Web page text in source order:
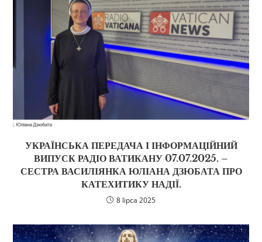
УКРАЇНСЬКА ПЕРЕДАЧА І ІНФОРМАЦІЙНИЙ
ВИПУСК РАДІО ВАТИКАНУ 07.07.2025. –
СЕСТРА ВАСИЛІЯНКА ЮЛІАНА ДЗЮБАТА ПРО
КАТЕХИТИКУ НАДІЇ.
8 lipca 2025